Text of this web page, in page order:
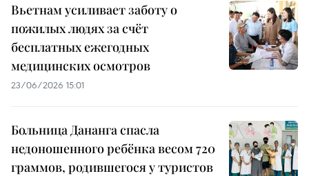
Вьетнам усиливает заботу о
пожилых людях за счёт
бесплатных ежегодных
медицинских осмотров
23/06/2026 15:01
Больница Дананга спасла
недоношенного ребёнка весом 720
граммов, родившегося у туристов